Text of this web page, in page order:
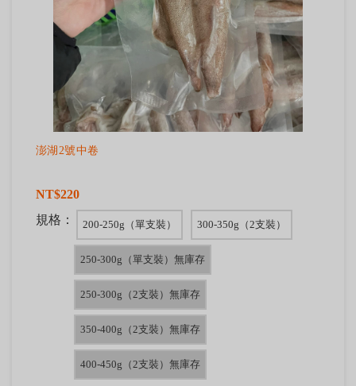
澎湖2號中卷
NT$220
規格：
200-250g（單支裝） 300-350g（2支裝）
250-300g（單支裝）無庫存
250-300g（2支裝）無庫存
350-400g（2支裝）無庫存
400-450g（2支裝）無庫存